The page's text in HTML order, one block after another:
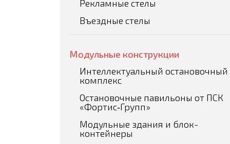
Рекламные стелы
Въездные стелы
Модульные конструкции
Интеллектуальный остановочный
комплекс
Остановочные павильоны от ПСК
«Фортис‑Групп»
Модульные здания и блок-
контейнеры